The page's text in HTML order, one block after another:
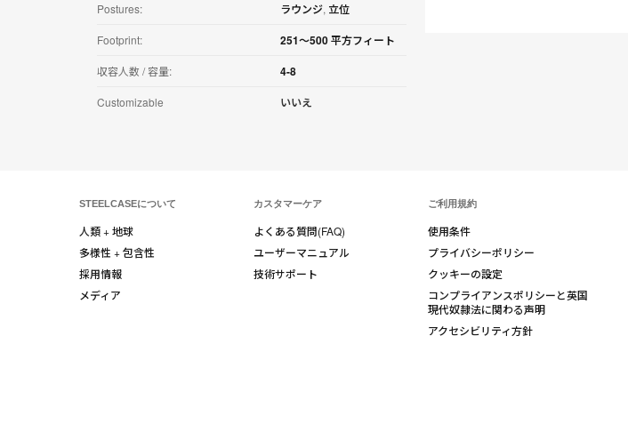
Postures: ラウンジ, 立位
Footprint: 251〜500 平方フィート
収容人数 / 容量: 4-8
Customizable いいえ
STEELCASEについて
人類 + 地球
多様性 + 包含性
採用情報
メディア
カスタマーケア
よくある質問(FAQ)
ユーザーマニュアル
技術サポート
ご利用規約
使用条件
プライバシーポリシー
クッキーの設定
コンプライアンスポリシーと英国
現代奴隷法に関わる声明
アクセシビリティ方針